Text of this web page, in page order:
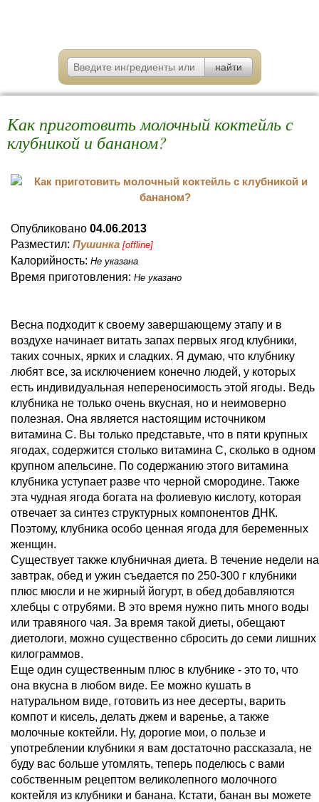
Как приготовить молочный коктейль с
клубникой и бананом?
Опубликовано 04.06.2013
Разместил: Пушинка [offline]
Калорийность: Не указана
Время приготовления: Не указано
Весна подходит к своему завершающему этапу и в
воздухе начинает витать запах первых ягод клубники,
таких сочных, ярких и сладких. Я думаю, что клубнику
любят все, за исключением конечно людей, у которых
есть индивидуальная непереносимость этой ягоды. Ведь
клубника не только очень вкусная, но и неимоверно
полезная. Она является настоящим источником
витамина С. Вы только представьте, что в пяти крупных
ягодах, содержится столько витамина С, сколько в одном
крупном апельсине. По содержанию этого витамина
клубника уступает разве что черной смородине. Также
эта чудная ягода богата на фолиевую кислоту, которая
отвечает за синтез структурных компонентов ДНК.
Поэтому, клубника особо ценная ягода для беременных
женщин.
Существует также клубничная диета. В течение недели на
завтрак, обед и ужин съедается по 250-300 г клубники
плюс мюсли и не жирный йогурт, в обед добавляются
хлебцы с отрубями. В это время нужно пить много воды
или травяного чая. За время такой диеты, обещают
диетологи, можно существенно сбросить до семи лишних
килограммов.
Еще один существенным плюс в клубнике - это то, что
она вкусна в любом виде. Ее можно кушать в
натуральном виде, готовить из нее десерты, варить
компот и кисель, делать джем и варенье, а также
молочные коктейли. Ну, дорогие мои, о пользе и
употреблении клубники я вам достаточно рассказала, не
буду вас больше утомлять, теперь поделюсь с вами
собственным рецептом великолепного молочного
коктейля из клубники и банана. Кстати, банан вы можете